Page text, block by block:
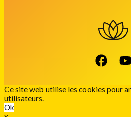
Ce site web utilise les cookies pour
utilisateurs.
Ok